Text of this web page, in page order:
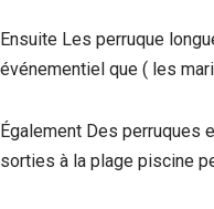
Ensuite Les perruque
événementiel que ( les
Également Des perruques
sorties à la plage piscine